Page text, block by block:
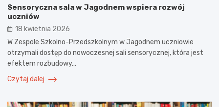
Sensoryczna sala w Jagodnem wspiera rozwój
uczniów
18 kwietnia 2026
W Zespole Szkolno-Przedszkolnym w Jagodnem uczniowie
otrzymali dostęp do nowoczesnej sali sensorycznej, która jest
efektem rozbudowy…
Czytaj dalej